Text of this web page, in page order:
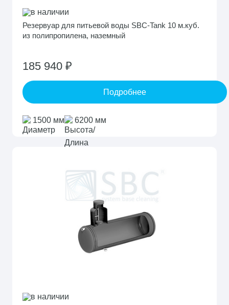
в наличии
Резервуар для питьевой воды SBC-Tank 10 м.куб.
из полипропилена, наземный
185 940 ₽
Подробнее
1500 мм 6200 мм
в наличии